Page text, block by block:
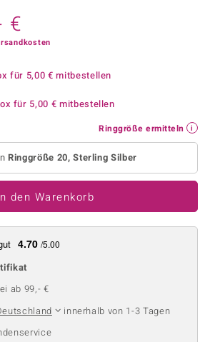
€
für 5,00 € mitbestellen
für 5,00 € mitbestellen
Ringgröße ermitteln
Ringgröße 20, Sterling Silber
den Warenkorb
4.70 /5.00
ab 99,- €
innerhalb von 1-3 Tagen